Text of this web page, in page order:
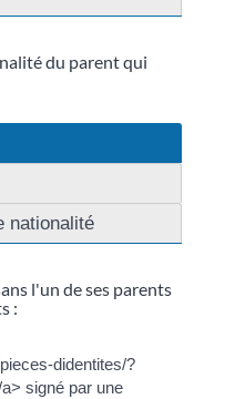
du parent qui
nationalité
l'un de ses parents
:
didentites/?
signé par une